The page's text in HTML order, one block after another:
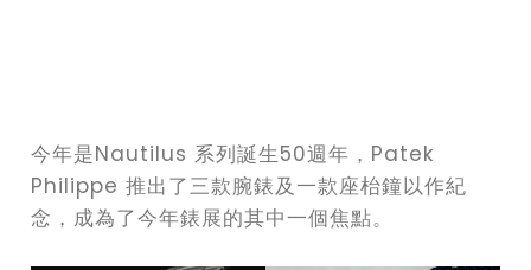
今年是Nautilus 系列誕生50週年，Patek
Philippe 推出了三款腕錶及一款座枱鐘以作紀
念，成為了今年錶展的其中一個焦點。